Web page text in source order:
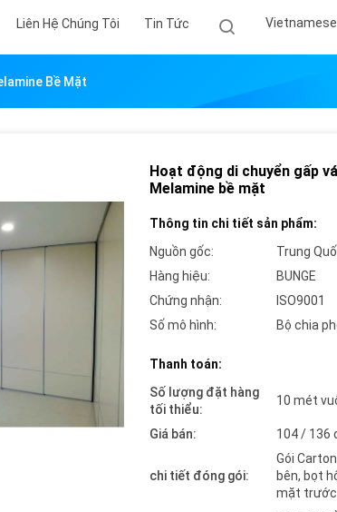
Liên Hệ Chúng Tôi Tin Tức Vietnamese
Bề Mặt
Hoạt động di chuyển gấp
Melamine bề mặt
Thông tin chi tiết sản phẩm:
Nguồn gốc:
Trung
Hàng hiệu:
BUNGE
Chứng nhận:
ISO9001
Số mô hình:
Bộ chia
Thanh toán:
Số lượng đặt hàng
tối thiểu:
10 mét
Giá bán: 104 / 136
chi tiết đóng gói:
Gói
bên, bọt
mặt trước.